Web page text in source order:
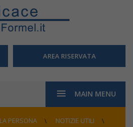
AREA RISERVATA
MAIN MENU
PERSONA NOTIZIE UTILI